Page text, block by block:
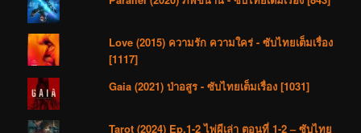
Love (2015) ความรัก ความใคร่ - ซับไทยเต็มเรื่อง
[1117]
Gaia (2021) ป่าอสูร - ซับไทยเต็มเรื่อง [1031]
Tarot (2024) Ep.1-2 ไพ่ผีเล่า ตอนที่ 1-2 – ซับไทย